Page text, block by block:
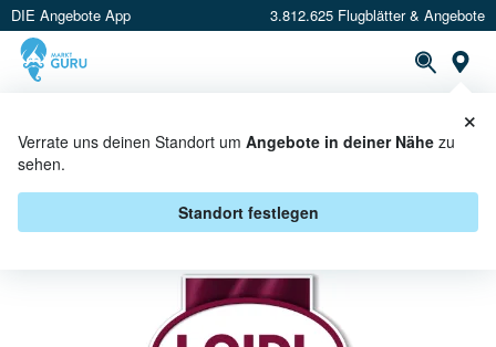
DIE Angebote App 3.812.625 Flugblätter & Angebote
Verrate uns deinen Standort um Angebote in deiner Nähe zu
sehen.
Standort festlegen
×
LOIDL BEI UNIMARKT -
ANGEBOTE & AKTIONEN